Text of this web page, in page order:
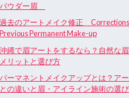
パウダー眉
過去のアートメイク修正
Previous Permanent Make-up
沖縄で眉アートをするなら？自然な
メリットと選び方
パーマネントメイクアップとは？ア
との違いと眉・アイライン施術の選